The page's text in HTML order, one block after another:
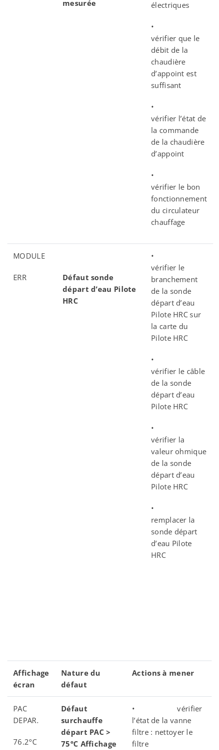
mesurée électriques
•
vérifier que le
débit de la
chaudière
d’appoint est
suffisant
•
vérifier l’état de
la commande
de la chaudière
d’appoint
•
vérifier le bon
fonctionnement
du circulateur
chauffage
MODULE
ERR
Défaut sonde
départ d’eau Pilote
HRC
•
vérifier le
branchement
de la sonde
départ d’eau
Pilote HRC sur
la carte du
Pilote HRC
•
vérifier le câble
de la sonde
départ d’eau
Pilote HRC
•
vérifier la
valeur ohmique
de la sonde
départ d’eau
Pilote HRC
•
remplacer la
sonde départ
d’eau Pilote
HRC
Affichage
écran
Nature du
défaut
Actions à mener
PAC
DEPAR.
76.2°C
Défaut
surchauffe
départ PAC >
75°C Affichage
• vérifier
l’état de la vanne
filtre : nettoyer le
filtre